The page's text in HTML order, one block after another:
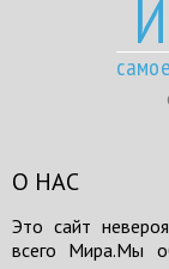
О НАС
Это сайт
всего Мира.Мы